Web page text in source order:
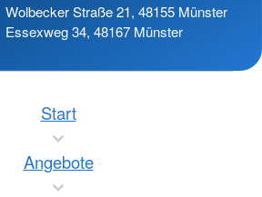
Wolbecker Straße 21, 48155 Münster
Essexweg 34, 48167 Münster
Start
Angebote